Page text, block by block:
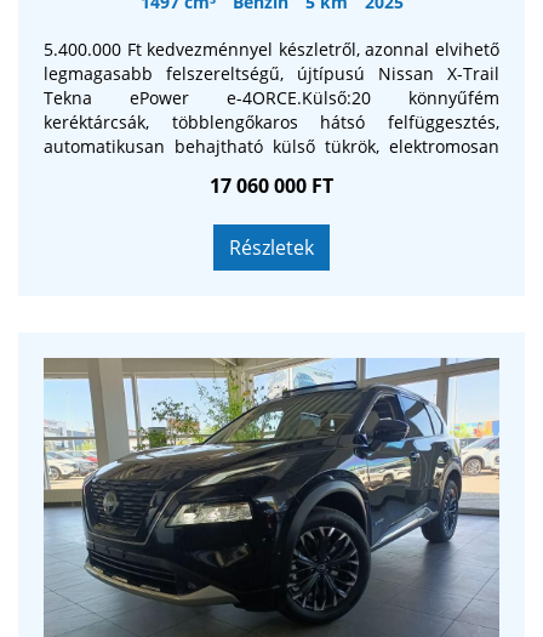
5.400.000 Ft kedvezménnyel készletről, azonnal elvihető
legmagasabb felszereltségű, újtípusú Nissan X-Trail
Tekna ePower e-4ORCE.Külső:20 könnyűfém
keréktárcsák, többlengőkaros hátsó felfüggesztés,
automatikusan behajtható külső tükrök, elektromosan
lehajló külső tükrök memóriafunkcióval, LED fényszórók,
irányjelzők, Super RED hátsó LED lámpák, esőérzékelős
ablaktörlők, automatikus fényszóró, szatén krómozott
cápauszony antenna, fedél nélküli üzemanyagbetöltő
fedél.Belső:Prémium steppelt bőrülések Alcantara
betétekkel, Alcantara belső kárpitok, Alcantara
középkonzol és ajtókartámasz, sötét mintázat és szatén
króm betétek, keret nélküli automatikusan sötétedő
belső tükör, napellenző világítással és tükrökkel, teljes
többszínű hangulatvilágítás, fekete fejtámlák, variálható
csomagtér.Kényelem:Kétzónás automata klíma, fűthető
első ülések, fűthető kormánykerék, fűthető szélvédő,
masszázsülések elöl (3 mód), elektromosan állítható
vezető- és utasülés memóriafunkcióval, 4 irányú
elektromos deréktámasz mindkét első ülésnél, kéz
17 060 000 FT
Részletek